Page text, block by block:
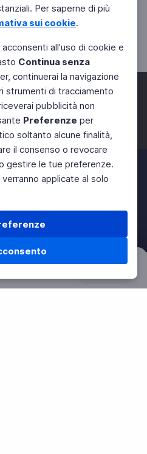
Per saperne di più
sui cookie.
acconsenti all'uso di cookie e
Continua senza
continuerai la navigazione
strumenti di tracciamento
pubblicità non
Preferenze per
soltanto alcune finalità,
il consenso o revocare
gestire le tue preferenze.
applicate al solo
Cerca Menu
Twitter Instagram